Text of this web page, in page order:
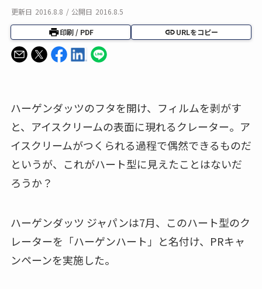
更新日 2016.8.8 / 公開日 2016.8.5
印刷 / PDF URLをコピー
ハーゲンダッツのフタを開け、フィルムを剥がす
と、アイスクリームの表面に現れるクレーター。ア
イスクリームがつくられる過程で偶然できるものだ
というが、これがハート型に見えたことはないだ
ろうか？
ハーゲンダッツ ジャパンは7月、このハート型のク
レーターを「ハーゲンハート」と名付け、PRキャ
ンペーンを実施した。